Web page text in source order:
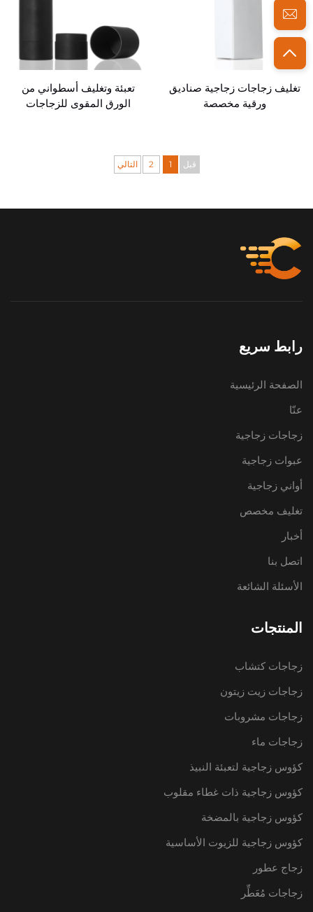
تغليف زجاجات زجاجية صناديق
ورقية مخصصة
تعبئة وتغليف أسطواني من
الورق المقوى للزجاجات
قبل 1
2 التالي
رابط سريع
الصفحة الرئيسية
عنّا
زجاجات زجاجية
عبوات زجاجية
أواني زجاجية
تغليف مخصص
أخبار
اتصل بنا
الأسئلة الشائعة
المنتجات
زجاجات كتشاب
زجاجات زيت زيتون
زجاجات مشروبات
زجاجات ماء
كؤوس زجاجية لتعبئة النبيذ
كؤوس زجاجية ذات غطاء مقلوب
كؤوس زجاجية بالمضخة
كؤوس زجاجية للزيوت الأساسية
زجاج عطور
زجاجات مُعَطِّر